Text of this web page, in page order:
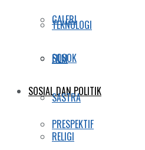
TEKNOLOGI
SOSOK
SOSIAL DAN POLITIK
PRESPEKTIF
GALERI
FILM
SASTRA
RELIGI